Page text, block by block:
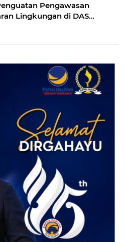
Pengawasan
Lingkungan di DAS